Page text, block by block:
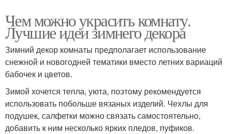
Чем можно украсить комнату.
Лучшие идеи зимнего декора
Зимний декор комнаты предполагает использование
снежной и новогодней тематики вместо летних вариаций
бабочек и цветов.
Зимой хочется тепла, уюта, поэтому рекомендуется
использовать побольше вязаных изделий. Чехлы для
подушек, салфетки можно связать самостоятельно,
добавить к ним несколько ярких пледов, пуфиков.